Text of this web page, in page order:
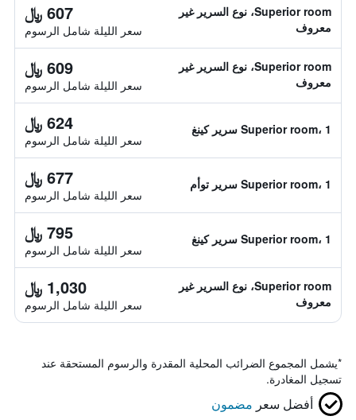
Superior room، نوع السرير غير
معروف
607 ﷼
سعر الليلة شامل الرسوم
Superior room، نوع السرير غير
معروف
609 ﷼
سعر الليلة شامل الرسوم
Superior room، 1 سرير كينغ 624 ﷼
سعر الليلة شامل الرسوم
Superior room، 1 سرير توأم 677 ﷼
سعر الليلة شامل الرسوم
Superior room، 1 سرير كينغ 795 ﷼
سعر الليلة شامل الرسوم
Superior room، نوع السرير غير
معروف
1,030 ﷼
سعر الليلة شامل الرسوم
*يشمل المجموع الضرائب المحلية المقدرة والرسوم المستحقة عند
تسجيل المغادرة.
أفضل سعر مضمون